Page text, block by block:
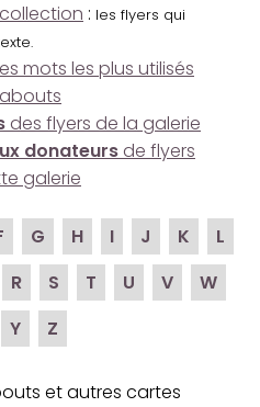
: les flyers qui
mots les plus utilisés
des flyers de la galerie
donateurs de flyers
galerie
G H I J K
L
R S T U V
W
Y Z
et autres cartes